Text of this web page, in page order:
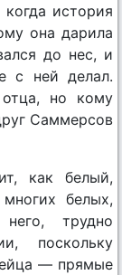
история
она дарила
до нес, и
с ней делал.
но кому
Саммерсов
как белый,
белых,
трудно
поскольку
— прямые